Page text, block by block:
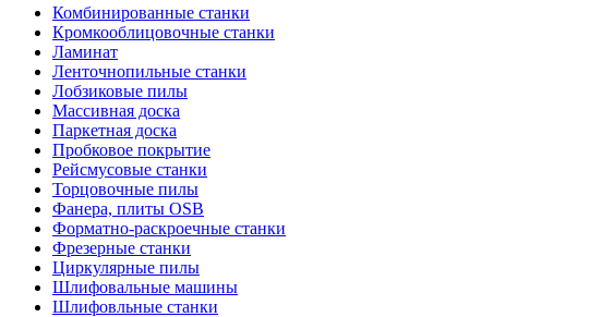
Комбинированные станки
Кромкооблицовочные станки
Ламинат
Ленточнопильные станки
Лобзиковые пилы
Массивная доска
Паркетная доска
Пробковое покрытие
Рейсмусовые станки
Торцовочные пилы
Фанера, плиты OSB
Форматно-раскроечные станки
Фрезерные станки
Циркулярные пилы
Шлифовальные машины
Шлифовльные станки